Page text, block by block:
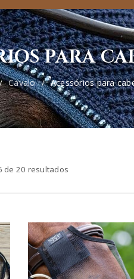
PARA
Cavalo / Acessórios para
de 20 resultados